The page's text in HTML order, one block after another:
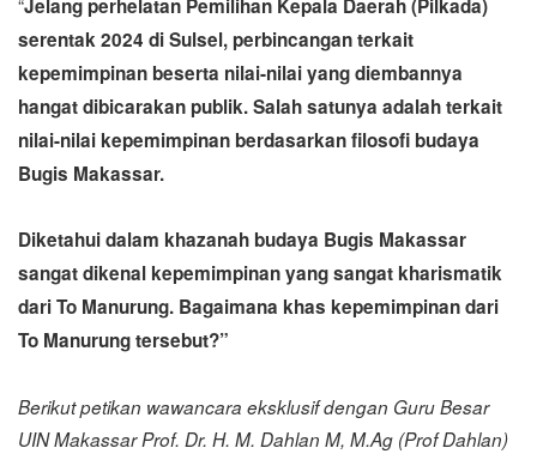
Jelang perhelatan Pemilihan Kepala Daerah (Pilkada)
serentak 2024 di Sulsel, perbincangan terkait
kepemimpinan beserta nilai-nilai yang diembannya
hangat dibicarakan publik. Salah satunya adalah terkait
nilai-nilai kepemimpinan berdasarkan filosofi budaya
Bugis Makassar.
Diketahui dalam khazanah budaya Bugis Makassar
sangat dikenal kepemimpinan yang sangat kharismatik
dari To Manurung. Bagaimana khas kepemimpinan dari
To Manurung tersebut?”
Berikut petikan wawancara eksklusif dengan Guru Besar
UIN Makassar Prof. Dr. H. M. Dahlan M, M.Ag (Prof Dahlan)